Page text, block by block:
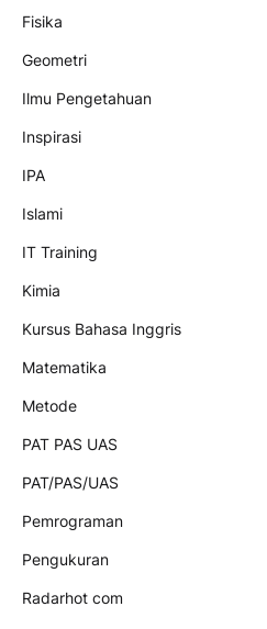
Fisika
Geometri
Ilmu Pengetahuan
Inspirasi
IPA
Islami
IT Training
Kimia
Kursus Bahasa Inggris
Matematika
Metode
PAT PAS UAS
PAT/PAS/UAS
Pemrograman
Pengukuran
Radarhot com